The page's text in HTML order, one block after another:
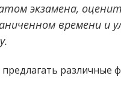
экзамена,
времени и
различные